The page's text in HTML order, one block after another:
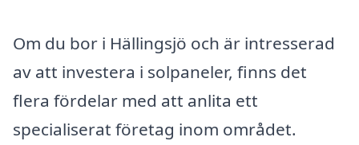
Om du bor i Hällingsjö och är intresserad
av att investera i solpaneler, finns det
flera fördelar med att anlita ett
specialiserat företag inom området.